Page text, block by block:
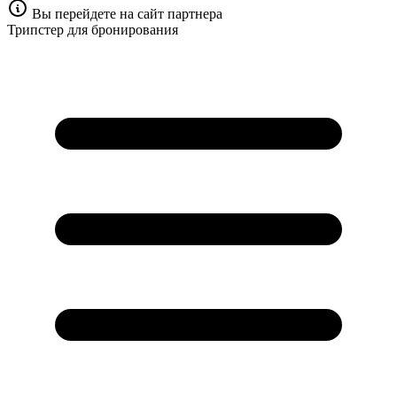
Вы перейдете на сайт партнера
Трипстер для бронирования